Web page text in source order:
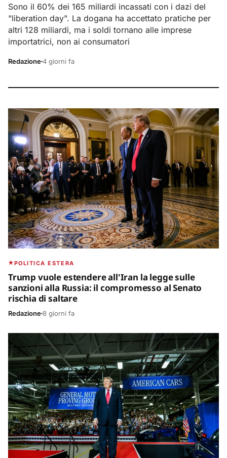
Sono il 60% dei 165 miliardi incassati con i dazi del
"liberation day". La dogana ha accettato pratiche per
altri 128 miliardi, ma i soldi tornano alle imprese
importatrici, non ai consumatori
Redazione4 giorni fa
POLITICA ESTERA
Trump vuole estendere all'Iran la legge sulle
sanzioni alla Russia: il compromesso al Senato
rischia di saltare
Redazione8 giorni fa